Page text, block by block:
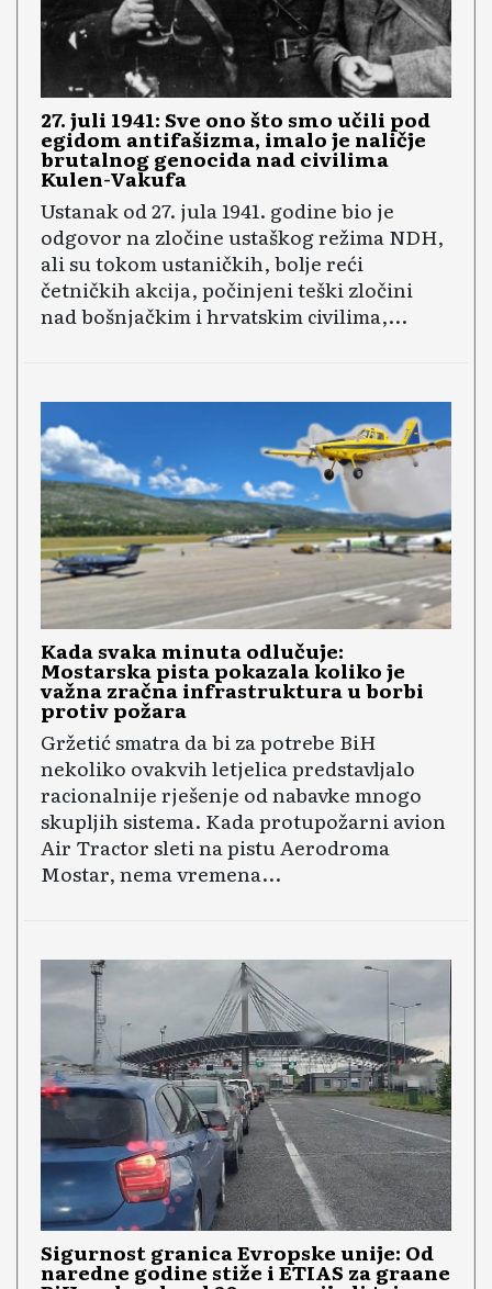
27. juli 1941: Sve ono što smo učili pod
egidom antifašizma, imalo je naličje
brutalnog genocida nad civilima
Kulen-Vakufa
Ustanak od 27. jula 1941. godine bio je
odgovor na zločine ustaškog režima NDH,
ali su tokom ustaničkih, bolje reći
četničkih akcija, počinjeni teški zločini
nad bošnjačkim i hrvatskim civilima,...
Kada svaka minuta odlučuje:
Mostarska pista pokazala koliko je
važna zračna infrastruktura u borbi
protiv požara
Gržetić smatra da bi za potrebe BiH
nekoliko ovakvih letjelica predstavljalo
racionalnije rješenje od nabavke mnogo
skupljih sistema. Kada protupožarni avion
Air Tractor sleti na pistu Aerodroma
Mostar, nema vremena...
Sigurnost granica Evropske unije: Od
naredne godine stiže i ETIAS za građane